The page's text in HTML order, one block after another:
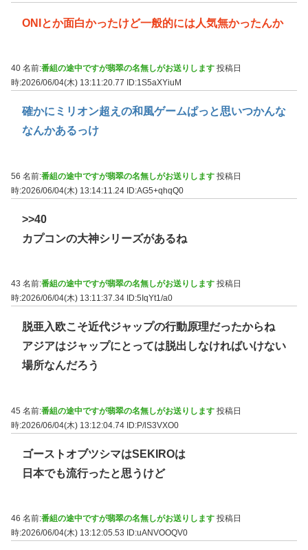
ONIとか面白かったけど一般的には人気無かったんか
40 名前:番組の途中ですが翡翠の名無しがお送りします 投稿日
時:2026/06/04(木) 13:11:20.77
ID:1S5aXYiuM
確かにミリオン超えの和風ゲームぱっと思いつかんな
なんかあるっけ
56 名前:番組の途中ですが翡翠の名無しがお送りします 投稿日
時:2026/06/04(木) 13:14:11.24 ID:AG5+qhqQ0
>>40
カプコンの大神シリーズがあるね
43 名前:番組の途中ですが翡翠の名無しがお送りします 投稿日
時:2026/06/04(木) 13:11:37.34 ID:5IqYt1/a0
脱亜入欧こそ近代ジャップの行動原理だったからね
アジアはジャップにとっては脱出しなければいけない
場所なんだろう
45 名前:番組の途中ですが翡翠の名無しがお送りします 投稿日
時:2026/06/04(木) 13:12:04.74 ID:P/lS3VXO0
ゴーストオブツシマはSEKIROは
日本でも流行ったと思うけど
46 名前:番組の途中ですが翡翠の名無しがお送りします 投稿日
時:2026/06/04(木) 13:12:05.53
ID:uANVOOQV0